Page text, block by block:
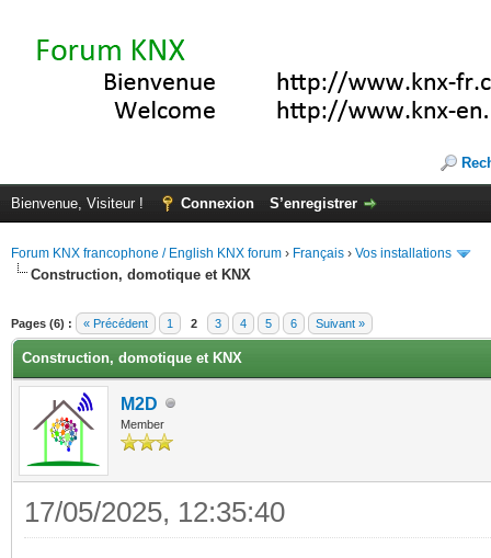
Bienvenue, Visiteur ! Connexion S’enregistrer
Forum KNX francophone / English KNX forum › Français › Vos installations
Construction, domotique et KNX
Pages (6) : « Précédent 1 2 3 4 5 6 Suivant »
Construction, domotique et KNX
M2D
Member
17/05/2025, 12:35:40